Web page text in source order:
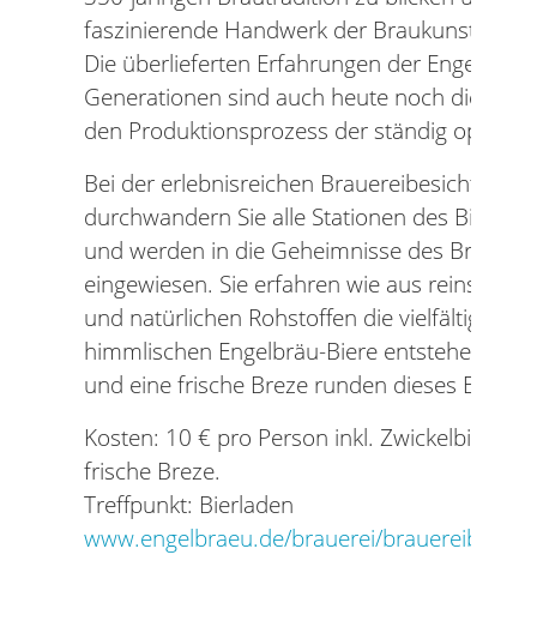
faszinierende Handwerk der Braukunst zu
Die überlieferten Erfahrungen der Engelbräu-
Generationen sind auch heute noch die
den Produktionsprozess der ständig
Bei der erlebnisreichen Brauereibesichtigung
durchwandern Sie alle Stationen des
und werden in die Geheimnisse des
eingewiesen. Sie erfahren wie aus reinstem
und natürlichen Rohstoffen die vielfältigen,
himmlischen Engelbräu-Biere entstehen.
und eine frische Breze runden dieses
Kosten: 10 € pro Person inkl.
frische Breze.
Treffpunkt: Bierladen
www.engelbraeu.de/brauerei/